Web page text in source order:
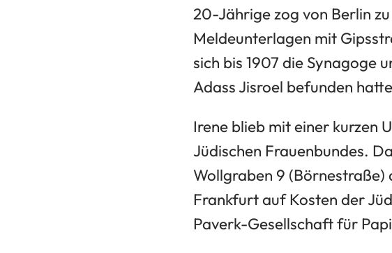
20-Jährige zog von Berlin
Meldeunterlagen mit
sich bis 1907 die Synagoge
Adass Jisroel befunden
Irene blieb mit einer kurzen
Jüdischen Frauenbundes.
Wollgraben 9 (Börnestraße)
Frankfurt auf Kosten der
Paverk-Gesellschaft für